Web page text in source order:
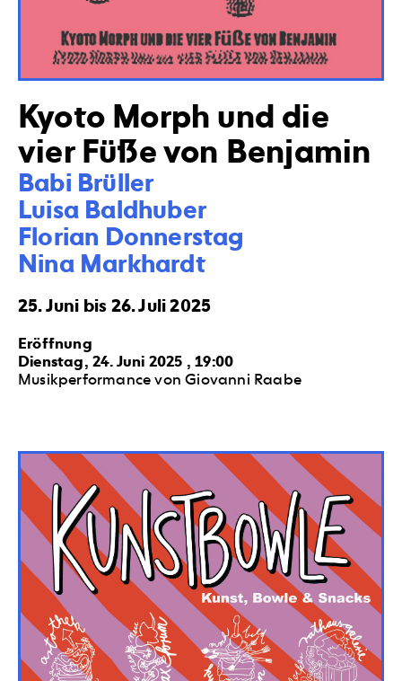
Kyoto Morph und die
vier Füße von Benjamin
Babi Brüller
Luisa Baldhuber
Florian Donnerstag
Nina Markhardt
25. Juni bis 26. Juli 2025
Eröffnung
Dienstag, 24. Juni 2025 , 19:00
Musikperformance von Giovanni Raabe